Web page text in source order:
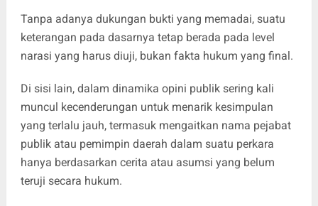
Tanpa adanya dukungan bukti yang memadai, suatu
keterangan pada dasarnya tetap berada pada level
narasi yang harus diuji, bukan fakta hukum yang final.
Di sisi lain, dalam dinamika opini publik sering kali
muncul kecenderungan untuk menarik kesimpulan
yang terlalu jauh, termasuk mengaitkan nama pejabat
publik atau pemimpin daerah dalam suatu perkara
hanya berdasarkan cerita atau asumsi yang belum
teruji secara hukum.